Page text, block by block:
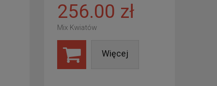
256.00 zł
Mix Kwiatów
Więcej